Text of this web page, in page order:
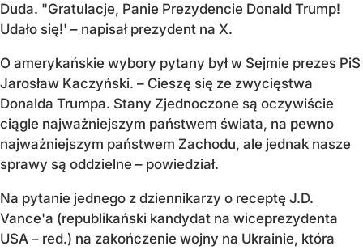
Duda. "Gratulacje, Panie Prezydencie Donald Trump!
Udało się!' – napisał prezydent na X.
O amerykańskie wybory pytany był w Sejmie prezes PiS
Jarosław Kaczyński. – Cieszę się ze zwycięstwa
Donalda Trumpa. Stany Zjednoczone są oczywiście
ciągle najważniejszym państwem świata, na pewno
najważniejszym państwem Zachodu, ale jednak nasze
sprawy są oddzielne – powiedział.
Na pytanie jednego z dziennikarzy o receptę J.D.
Vance'a (republikański kandydat na wiceprezydenta
USA – red.) na zakończenie wojny na Ukrainie, która